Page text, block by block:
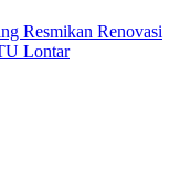
Resmikan Renovasi
Lontar